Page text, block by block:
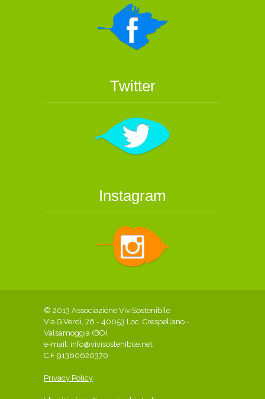
Twitter
Instagram
© 2013 Associazione ViviSostenibile
Via G.Verdi, 76 - 40053 Loc. Crespellano -
Valsamoggia (BO)
e-mail: info@vivisostenibile.net
C.F 91360620370
Privacy Policy